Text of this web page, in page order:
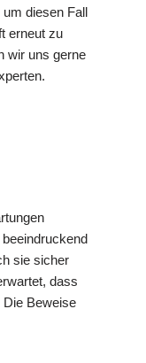
um diesen Fall
erneut zu
wir uns gerne
sie sicher
dass
Die Beweise